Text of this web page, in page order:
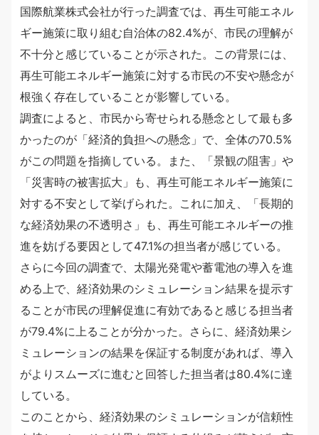
国際航業株式会社が行った調査では、再生可能エネル
ギー施策に取り組む自治体の82.4%が、市民の理解が
不十分と感じていることが示された。この背景には、
再生可能エネルギー施策に対する市民の不安や懸念が
根強く存在していることが影響している。
調査によると、市民から寄せられる懸念として最も多
かったのが「経済的負担への懸念」で、全体の70.5%
がこの問題を指摘している。また、「景観の阻害」や
「災害時の被害拡大」も、再生可能エネルギー施策に
対する不安として挙げられた。これに加え、「長期的
な経済効果の不透明さ」も、再生可能エネルギーの推
進を妨げる要因として47.1%の担当者が感じている。
さらに今回の調査で、太陽光発電や蓄電池の導入を進
める上で、経済効果のシミュレーション結果を提示す
ることが市民の理解促進に有効であると感じる担当者
が79.4%に上ることが分かった。さらに、経済効果シ
ミュレーションの結果を保証する制度があれば、導入
がよりスムーズに進むと回答した担当者は80.4%に達
している。
このことから、経済効果のシミュレーションが信頼性